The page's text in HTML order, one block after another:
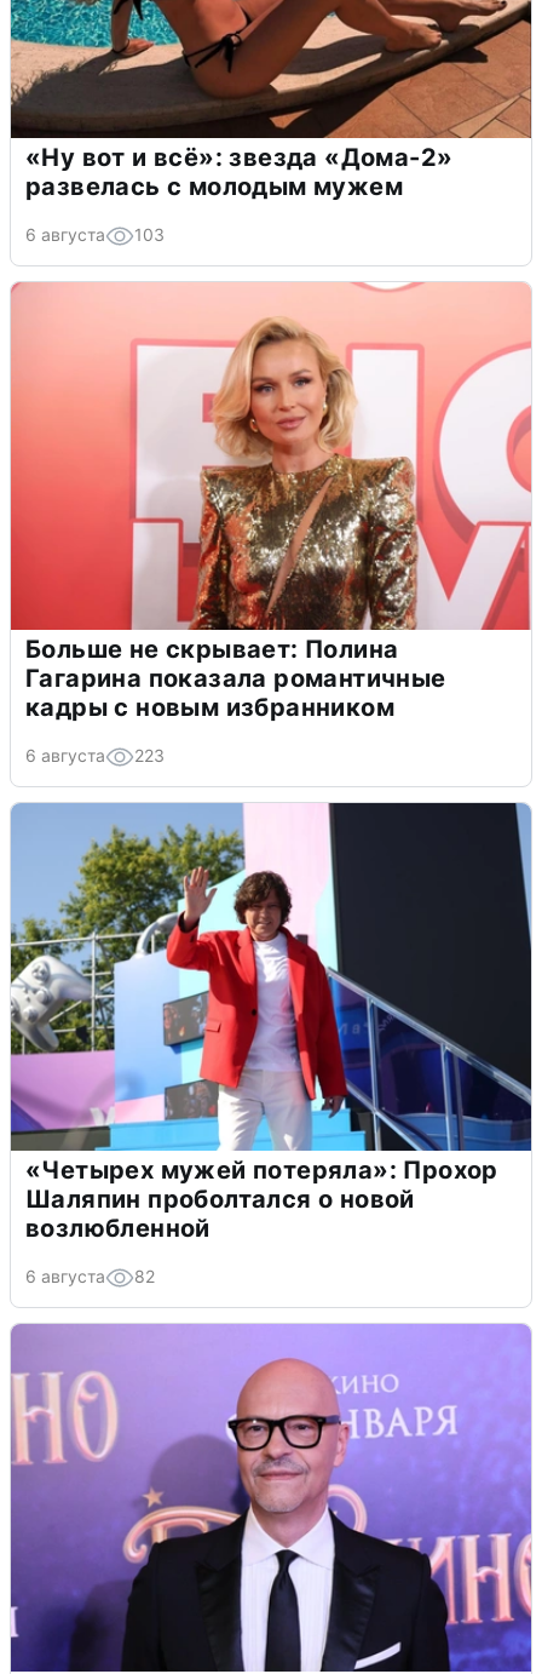
«Ну вот и всё»: звезда «Дома-2»
развелась с молодым мужем
6 августа 103
Больше не скрывает: Полина
Гагарина показала романтичные
кадры с новым избранником
6 августа 223
«Четырех мужей потеряла»: Прохор
Шаляпин проболтался о новой
возлюбленной
6 августа 82